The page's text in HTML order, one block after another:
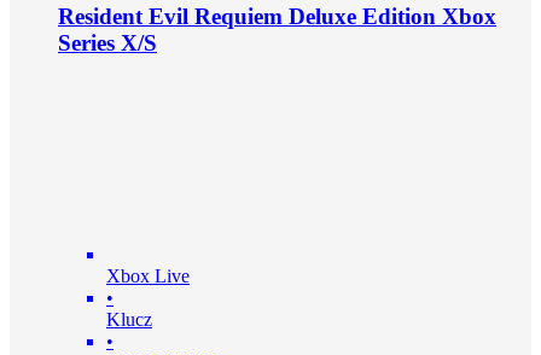
Resident Evil Requiem Deluxe Edition Xbox
Series X/S
Xbox Live
•
Klucz
•